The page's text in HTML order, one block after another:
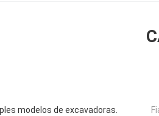
modelos de excavadoras.